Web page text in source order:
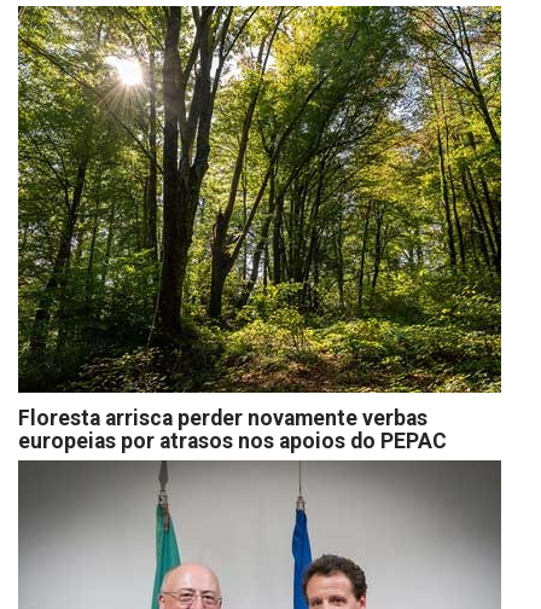
Floresta arrisca perder novamente verbas
europeias por atrasos nos apoios do PEPAC